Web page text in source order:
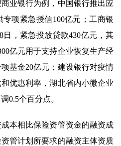
业银行为例，中国银行推出应
项紧急授信100亿元；工商银
，紧急投放贷款430亿元，其
亿元用于支持企业恢复生产经
基金20亿元；建设银行对疫情
优惠利率，湖北省内小微企业
0.5个百分点。
成本相比保险资管资金的融资成
管计划所要求的融资主体资质